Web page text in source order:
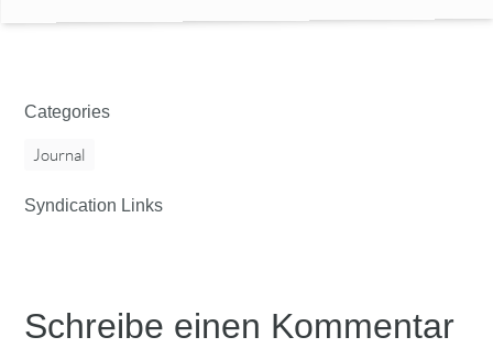
Categories
Journal
Syndication Links
Schreibe einen Kommentar